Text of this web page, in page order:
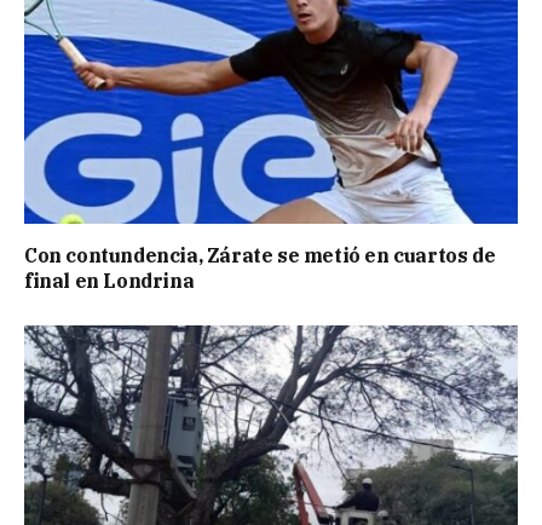
Con contundencia, Zárate se metió en cuartos de
final en Londrina